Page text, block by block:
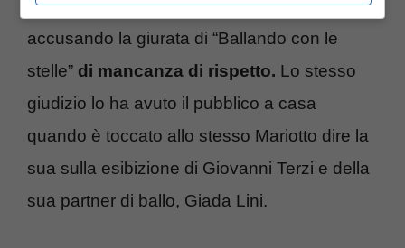
ritenuto questo sarcasmo fuori luogo,
accusando la giurata di “Ballando con le
stelle” di mancanza di rispetto. Lo stesso
giudizio lo ha avuto il pubblico a casa
quando è toccato allo stesso Mariotto dire la
sua sulla esibizione di Giovanni Terzi e della
sua partner di ballo, Giada Lini.